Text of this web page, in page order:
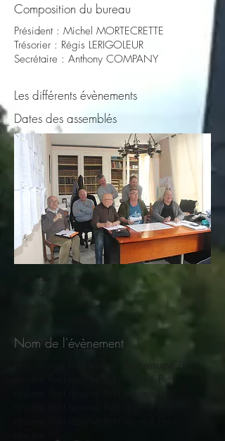
Composition du bureau
Président : Michel MORTECRETTE
Trésorier : Régis LERIGOLEUR
Secrétaire : Anthony COMPANY
Les différents évènements
Dates des assemblés
Date de l'assemblé
Date de l'assemblé
Nom de l'évènement
Petit résumé Petit résumé Petit
résumé Petit résumé Petit résumé Petit